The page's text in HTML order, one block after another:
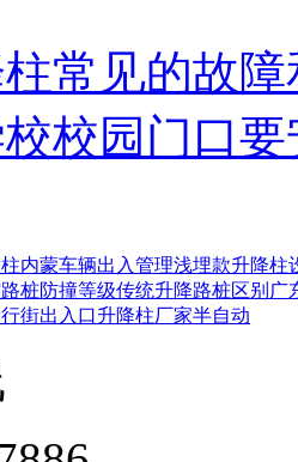
常见的故
校园门口
内蒙车辆出入管理浅埋款升降柱
桩防撞等级传统升降路桩区别 广
行街出入口升降柱厂家半自动